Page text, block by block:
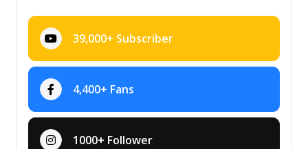
39,000+ Subscriber
4,400+ Fans
1000+ Follower